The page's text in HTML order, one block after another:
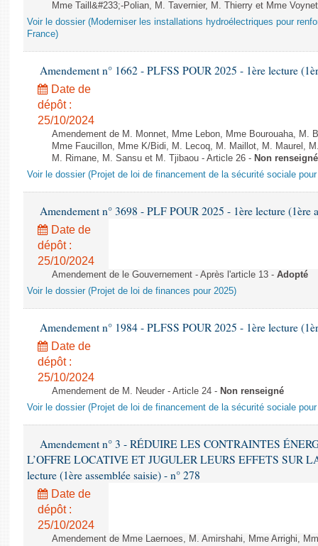
Mme Taill&#233;-Polian, M. Tavernier, M. Thierry et Mme
Voir le dossier (Moderniser les installations hydroélectriques pour
France)
Amendement n° 1662 - PLFSS POUR 2025 - 1ère lecture
Date de
dépôt :
25/10/2024
Amendement de M. Monnet, Mme Lebon, Mme Bourouaha, M.
Mme Faucillon, Mme K/Bidi, M. Lecoq, M. Maillot, M. Maurel,
M. Rimane, M. Sansu et M. Tjibaou - Article 26 - Non renseigné
Voir le dossier (Projet de loi de financement de la sécurité sociale pour
Amendement n° 3698 - PLF POUR 2025 - 1ère lecture (1ère
Date de
dépôt :
25/10/2024
Amendement de le Gouvernement - Après l'article 13 - Adopté
Voir le dossier (Projet de loi de finances pour 2025)
Amendement n° 1984 - PLFSS POUR 2025 - 1ère lecture
Date de
dépôt :
25/10/2024
Amendement de M. Neuder - Article 24 - Non renseigné
Voir le dossier (Projet de loi de financement de la sécurité sociale pour
Amendement n° 3 - RÉDUIRE LES CONTRAINTES
L’OFFRE LOCATIVE ET JUGULER LEURS EFFETS SUR
lecture (1ère assemblée saisie) - n° 278
Date de
dépôt :
25/10/2024
Amendement de Mme Laernoes, M. Amirshahi, Mme Arrighi,